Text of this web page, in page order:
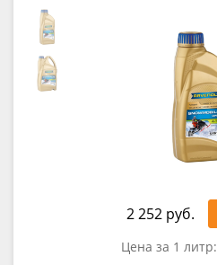
2 252 руб.
Цена за 1 литр: